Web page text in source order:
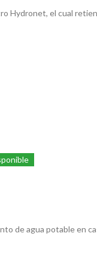
Hydronet, el cual
de agua potable en